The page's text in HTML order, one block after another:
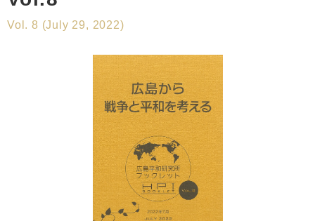
Vol. 8 (July 29, 2022)